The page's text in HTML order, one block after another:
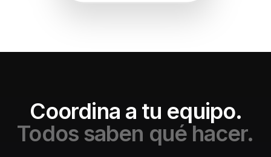
Coordina a tu equipo.
Todos saben qué hacer.